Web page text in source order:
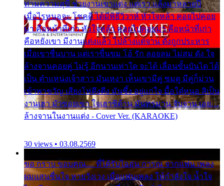
ท่ามความสุขี ช่วยงานเขาแต่ง แต่เรา แล้งมาหลายปี
เมื่อไรหนอจะ โชคดี ได้มีพิธีวิวาห์ หัวใจหล้า คอยไปคอย
มา คือหน้าที่เก่า หัวใจหล้า คอยไปคอยมา คือหน้าที่เก่า
คือหยังเขา มีงานแต่งแล้ว ไปล้างแต่จาน ดั่งถูกประหาร
เมื่อเขาชื่นบาน แต่เราขื่นขม โอ้ รัก ลอยลม ไม่สม ดัง ใจ
ล้างจานคอยคู่ ไม่รู้ อีกนานเท่าใด จะได้ เลื่อนขั้นบันได ได้
เป็น ตำแหน่งเจ้าสาว มันเหงา เห็นเขามีคู่ ซมดู มีคู่ก็ม่วน
เข้าพาขวัญ เสียงโห่ตึงตึง มันซึ้ง อยู่แก่ใจ มื้อใด๋หนอ สิเป็น
งานเฮา มัวซอยเขา ใจเฮาซิด้าน มันทรมาน จับจาน เอย…
ล้างจานในงานแต่ง - Cover Ver. (KARAOKE)
30 views • 03.08.2569
ขอ กราบ ขอบคุณ.... ที่ได้รับไออุ่น การุณ จากแฟน เพลง
ผมแสนชื่นใจ หายวังเวง เมื่อแฟนเพลง ให้กำลังใจ น้ำใจ